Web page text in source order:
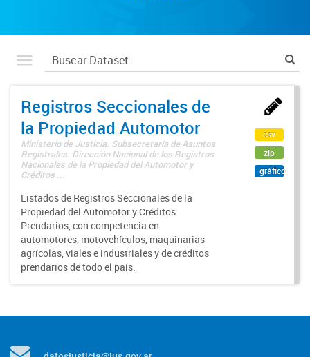
Registros Seccionales de
la Propiedad Automotor
Ministerio de Justicia. Subsecretaría de Asuntos
Registrales. Dirección Nacional de los Registros
Nacionales de la Propiedad del Automotor y
Créditos ...
Listados de Registros Seccionales de la
Propiedad del Automotor y Créditos
Prendarios, con competencia en
automotores, motovehículos, maquinarias
agrícolas, viales e industriales y de créditos
prendarios de todo el país.
csv
zip
gráfico